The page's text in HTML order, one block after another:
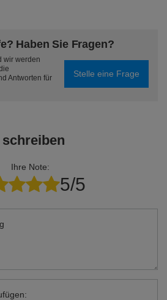
Haben Sie Fragen?
wir werden
Antworten für
Stelle eine Frage
Ihre Note:
5/5